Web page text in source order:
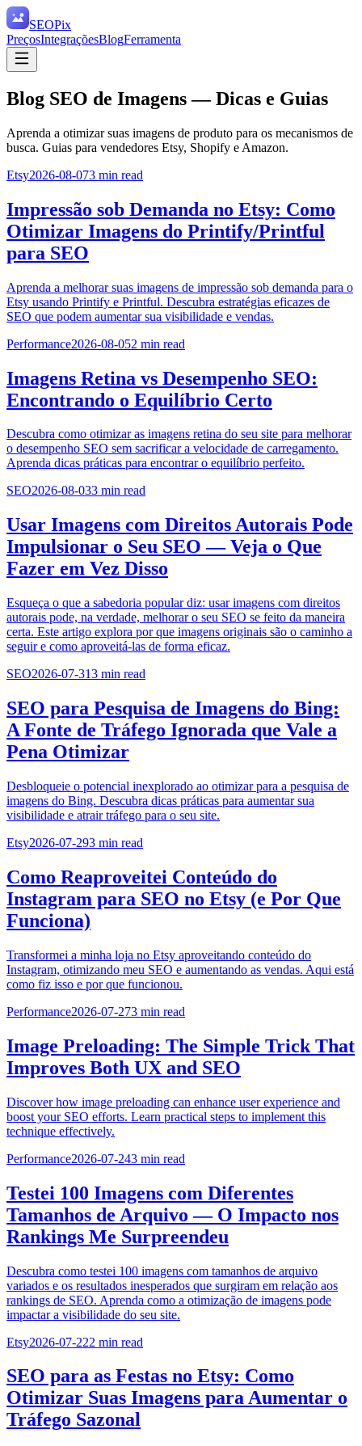
SEOPix
PreçosIntegraçõesBlogFerramenta
Blog SEO de Imagens — Dicas e Guias
Aprenda a otimizar suas imagens de produto para os mecanismos de
busca. Guias para vendedores Etsy, Shopify e Amazon.
Etsy2026-08-073 min read
Impressão sob Demanda no Etsy: Como
Otimizar Imagens do Printify/Printful
para SEO
Aprenda a melhorar suas imagens de impressão sob demanda para o
Etsy usando Printify e Printful. Descubra estratégias eficazes de
SEO que podem aumentar sua visibilidade e vendas.
Performance2026-08-052 min read
Imagens Retina vs Desempenho SEO:
Encontrando o Equilíbrio Certo
Descubra como otimizar as imagens retina do seu site para melhorar
o desempenho SEO sem sacrificar a velocidade de carregamento.
Aprenda dicas práticas para encontrar o equilíbrio perfeito.
SEO2026-08-033 min read
Usar Imagens com Direitos Autorais Pode
Impulsionar o Seu SEO — Veja o Que
Fazer em Vez Disso
Esqueça o que a sabedoria popular diz: usar imagens com direitos
autorais pode, na verdade, melhorar o seu SEO se feito da maneira
certa. Este artigo explora por que imagens originais são o caminho a
seguir e como aproveitá-las de forma eficaz.
SEO2026-07-313 min read
SEO para Pesquisa de Imagens do Bing:
A Fonte de Tráfego Ignorada que Vale a
Pena Otimizar
Desbloqueie o potencial inexplorado ao otimizar para a pesquisa de
imagens do Bing. Descubra dicas práticas para aumentar sua
visibilidade e atrair tráfego para o seu site.
Etsy2026-07-293 min read
Como Reaproveitei Conteúdo do
Instagram para SEO no Etsy (e Por Que
Funciona)
Transformei a minha loja no Etsy aproveitando conteúdo do
Instagram, otimizando meu SEO e aumentando as vendas. Aqui está
como fiz isso e por que funcionou.
Performance2026-07-273 min read
Image Preloading: The Simple Trick That
Improves Both UX and SEO
Discover how image preloading can enhance user experience and
boost your SEO efforts. Learn practical steps to implement this
technique effectively.
Performance2026-07-243 min read
Testei 100 Imagens com Diferentes
Tamanhos de Arquivo — O Impacto nos
Rankings Me Surpreendeu
Descubra como testei 100 imagens com tamanhos de arquivo
variados e os resultados inesperados que surgiram em relação aos
rankings de SEO. Aprenda como a otimização de imagens pode
impactar a visibilidade do seu site.
Etsy2026-07-222 min read
SEO para as Festas no Etsy: Como
Otimizar Suas Imagens para Aumentar o
Tráfego Sazonal